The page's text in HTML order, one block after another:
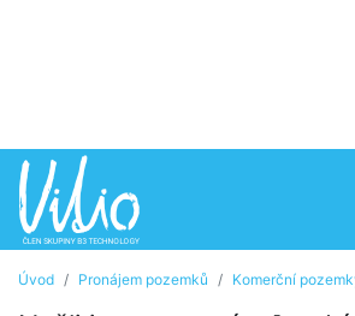
Úvod Pronájem pozemků Komerční